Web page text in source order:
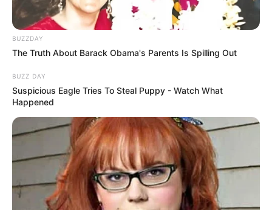
8 Kata Lucu Seputar Malam
Minggu ala Jomblo yang Bikin
Ngenes
BUZZDAY
The Truth About Barack Obama's Parents Is Spilling Out
BUZZ DAY
Suspicious Eagle Tries To Steal Puppy - Watch What
Happened